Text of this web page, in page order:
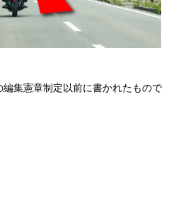
集憲章制定以前に書かれたもので